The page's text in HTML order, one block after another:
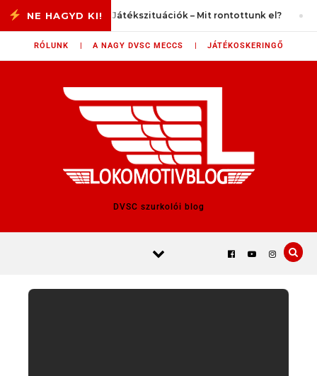
Skip to content
#1 Játékszituációk – Mit rontottunk el?
RÓLUNK | A NAGY DVSC MECCS | JÁTÉKOSKERINGŐ
DVSC szurkolói blog